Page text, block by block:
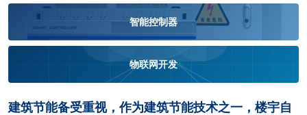
智能控制器
物联网开发
建筑节能备受重视，作为建筑节能技术之一，楼宇自